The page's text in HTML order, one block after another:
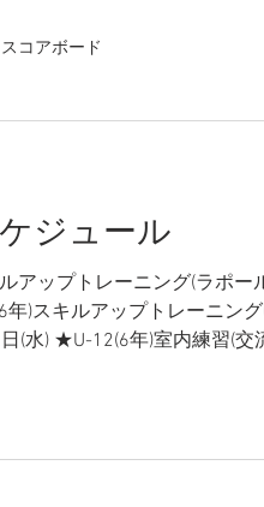
スコアボード
ジュール
アップトレーニング(ラポ
)スキルアップトレーニン
(水) ★U-12(6年)室内練習(
スクール(桜小)